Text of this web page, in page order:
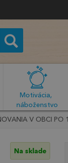
Motivácia,
náboženstvo
V OBCI PO
Na sklade